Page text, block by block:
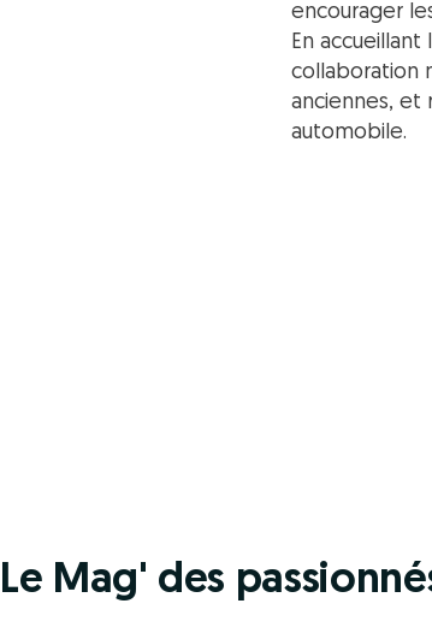
encourager
En
collaboration
anciennes, et
automobile.
Le Mag' des